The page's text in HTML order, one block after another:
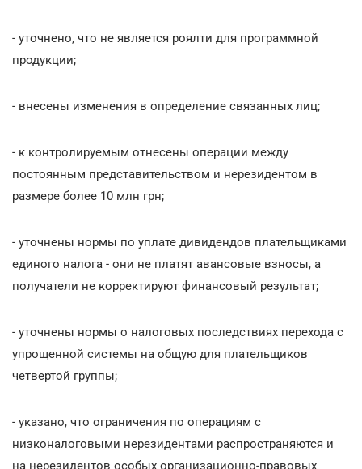
- уточнено, что не является роялти для программной
продукции;
- внесены изменения в определение связанных лиц;
- к контролируемым отнесены операции между
постоянным представительством и нерезидентом в
размере более 10 млн грн;
- уточнены нормы по уплате дивидендов плательщиками
единого налога - они не платят авансовые взносы, а
получатели не корректируют финансовый результат;
- уточнены нормы о налоговых последствиях перехода с
упрощенной системы на общую для плательщиков
четвертой группы;
- указано, что ограничения по операциям с
низконалоговыми нерезидентами распространяются и
на нерезидентов особых организационно-правовых